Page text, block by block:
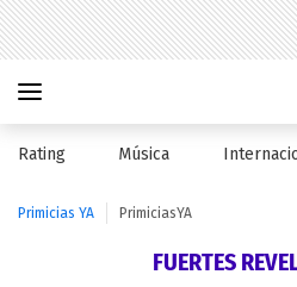
Rating Música
Primicias YA PrimiciasYA
FUERTES